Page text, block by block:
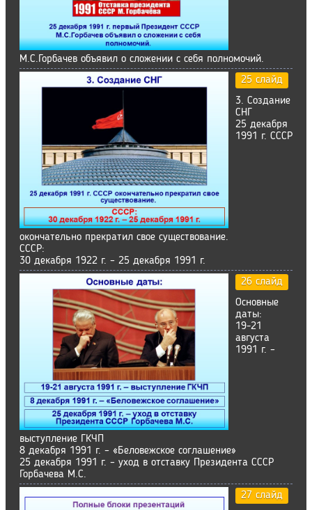
М.С.Горбачев объявил о сложении с себя полномочий.
25 слайд
3. Создание
СНГ
25 декабря
1991 г. СССР
окончательно прекратил свое существование.
СССР:
30 декабря 1922 г. – 25 декабря 1991 г.
26 слайд
Основные
даты:
19-21
августа
1991 г. –
выступление ГКЧП
8 декабря 1991 г. – «Беловежское соглашение»
25 декабря 1991 г. – уход в отставку Президента СССР
Горбачева М.С.
27 слайд